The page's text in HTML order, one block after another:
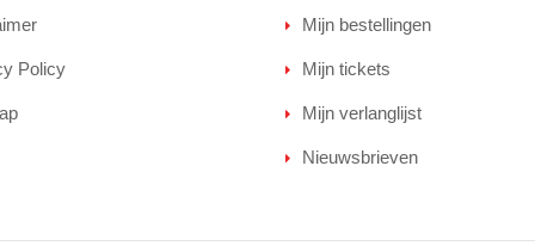
Policy
Mijn bestellingen
Mijn tickets
Mijn verlanglijst
Nieuwsbrieven